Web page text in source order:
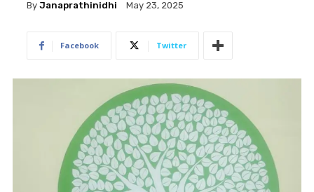
By Janaprathinidhi May 23, 2025
Facebook Twitter